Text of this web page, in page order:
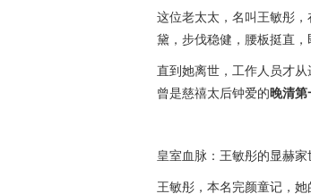
这位老太太，名叫王敏彤
黛，步伐稳健，腰板挺直
直到她离世，工作人员才
曾是慈禧太后钟爱的晚清第
皇室血脉：王敏彤的显赫家
王敏彤，本名完颜童记，